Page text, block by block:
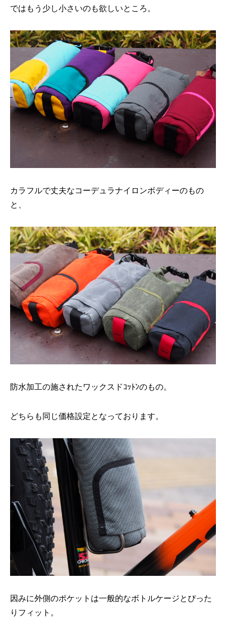
ではもう少し小さいのも欲しいところ。
カラフルで丈夫なコーデュラナイロンボディーのもの
と、
防水加工の施されたワックスドｺｯﾄﾝのもの。
どちらも同じ価格設定となっております。
因みに外側のポケットは一般的なボトルケージとぴった
りフィット。